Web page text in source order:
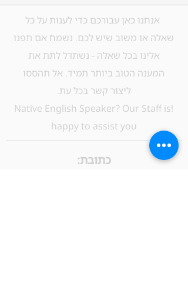
אנחנו כאן עבורכם כדי לענות על כל
שאלה או משוב שיש לכם. נשמח אם תפנו
אלינו בכל שאלה - נשתדל לתת את
המענה הטוב ביותר תמיד. אל תהססו
ליצור קשר בכל עת.
!​Native English Speaker? Our Staff is
happy to assist you
כתובת: